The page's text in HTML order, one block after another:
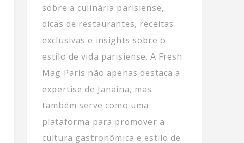
sobre a culinária parisiense,
dicas de restaurantes, receitas
exclusivas e insights sobre o
estilo de vida parisiense. A Fresh
Mag Paris não apenas destaca a
expertise de Janaina, mas
também serve como uma
plataforma para promover a
cultura gastronômica e estilo de